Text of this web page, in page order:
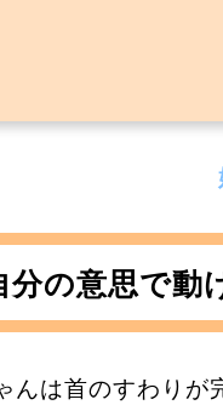
分の意思で動
んは首のすわりが